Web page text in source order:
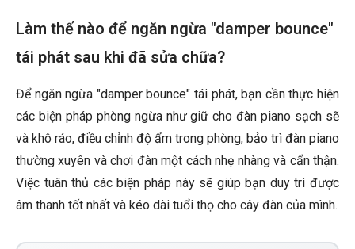
Làm thế nào để ngăn ngừa "damper bounce"
tái phát sau khi đã sửa chữa?
Để ngăn ngừa "damper bounce" tái phát, bạn cần thực hiện
các biện pháp phòng ngừa như giữ cho đàn piano sạch sẽ
và khô ráo, điều chỉnh độ ẩm trong phòng, bảo trì đàn piano
thường xuyên và chơi đàn một cách nhẹ nhàng và cẩn thận.
Việc tuân thủ các biện pháp này sẽ giúp bạn duy trì được
âm thanh tốt nhất và kéo dài tuổi thọ cho cây đàn của mình.